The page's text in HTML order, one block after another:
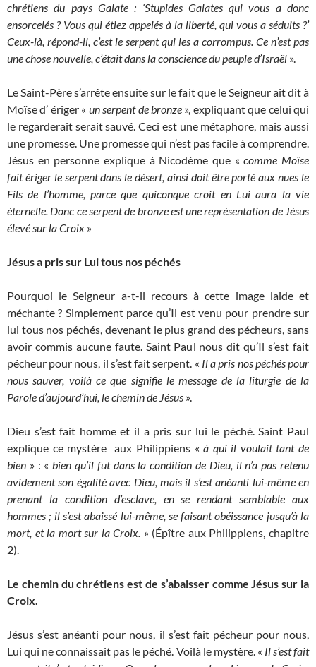
chrétiens du pays Galate : ‘Stupides Galates qui vous a donc
ensorcelés ? Vous qui étiez appelés à la liberté, qui vous a séduits ?’
Ceux-là, répond-il, c’est le serpent qui les a corrompus. Ce n’est pas
une chose nouvelle, c’était dans la conscience du peuple d’Israël ».
Le Saint-Père s’arrête ensuite sur le fait que le Seigneur ait dit à
Moïse d’ ériger « un serpent de bronze», expliquant que celui qui
le regarderait serait sauvé. Ceci est une métaphore, mais aussi
une promesse. Une promesse qui n’est pas facile à comprendre.
Jésus en personne explique à Nicodème que «comme Moïse
fait ériger le serpent dans le désert, ainsi doit être porté aux nues le
Fils de l’homme, parce que quiconque croit en Lui aura la vie
éternelle. Donc ce serpent de bronze est une représentation de Jésus
élevé sur la Croix »
Jésus a pris sur Lui tous nos péchés
Pourquoi le Seigneur a-t-il recours à cette image laide et
méchante ? Simplement parce qu’Il est venu pour prendre sur
lui tous nos péchés, devenant le plus grand des pécheurs, sans
avoir commis aucune faute. Saint Paul nous dit qu’Il s’est fait
pécheur pour nous, il s’est fait serpent. « Il a pris nos péchés pour
nous sauver, voilà ce que signifie le message de la liturgie de la
Parole d’aujourd’hui, le chemin de Jésus ».
Dieu s’est fait homme et il a pris sur lui le péché. Saint Paul
explique ce mystère aux Philippiens «à qui il voulait tant de
bien » : «bien qu’il fut dans la condition de Dieu, il n’a pas retenu
avidement son égalité avec Dieu, mais il s’est anéanti lui-même en
prenant la condition d’esclave, en se rendant semblable aux
hommes ; il s’est abaissé lui-même, se faisant obéissance jusqu’à la
mort, et la mort sur la Croix. » (Épître aux Philippiens, chapitre
2).
Le chemin du chrétiens est de s’abaisser comme Jésus sur la
Croix.
Jésus s’est anéanti pour nous, il s’est fait pécheur pour nous,
Lui qui ne connaissait pas le péché. Voilà le mystère. « Il s’est fait